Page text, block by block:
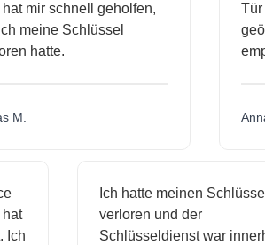
hat mir schnell geholfen,
ich meine Schlüssel
hatte.
M.
Ich hatte meinen Schlüssel
verloren und der
Schlüsseldienst war